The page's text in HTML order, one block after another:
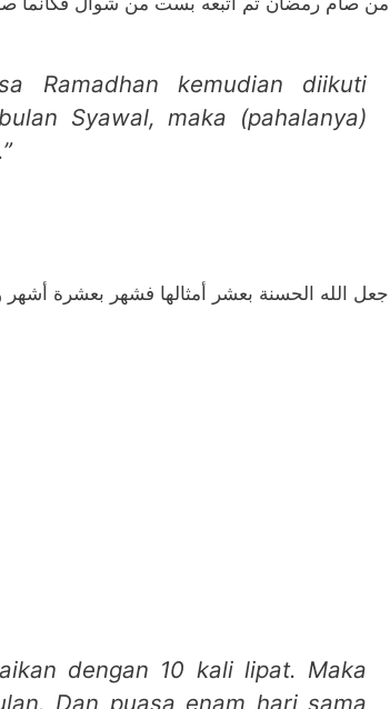
Ramadhan kemudian diikuti
Syawal, maka (pahalanya)
جعل الله الحسنة بعشر أمثالها فشهر بعشرة أشهر
dengan 10 kali lipat. Maka
Dan puasa enam hari sama